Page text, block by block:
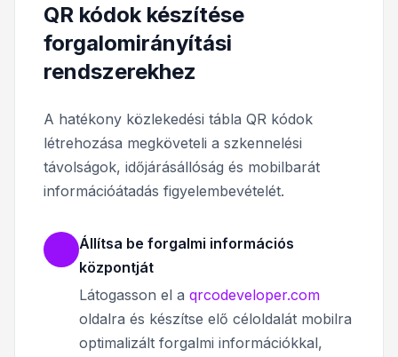
QR kódok készítése
forgalomirányítási
rendszerekhez
A hatékony közlekedési tábla QR kódok
létrehozása megköveteli a szkennelési
távolságok, időjárásállóság és mobilbarát
információátadás figyelembevételét.
Állítsa be forgalmi információs
központját
Látogasson el a qrcodeveloper.com
oldalra és készítse elő céloldalát mobilra
optimalizált forgalmi információkkal,